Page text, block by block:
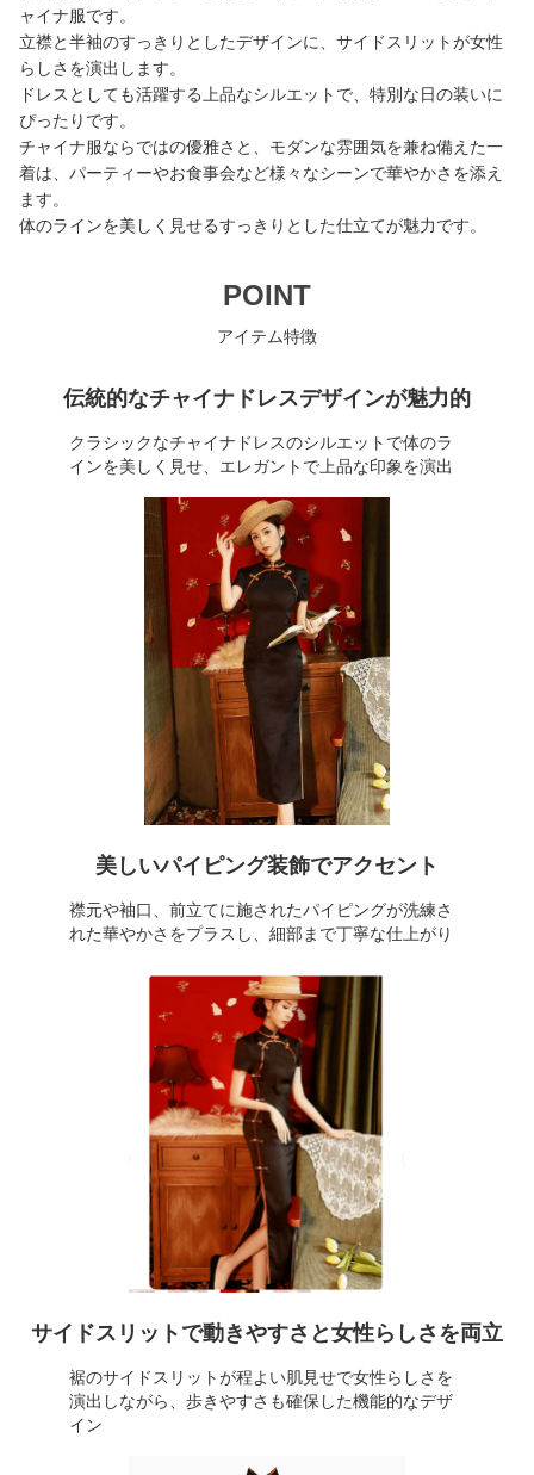
ャイナ服です。
立襟と半袖のすっきりとしたデザインに、サイドスリットが女性
らしさを演出します。
ドレスとしても活躍する上品なシルエットで、特別な日の装いに
ぴったりです。
チャイナ服ならではの優雅さと、モダンな雰囲気を兼ね備えた一
着は、パーティーやお食事会など様々なシーンで華やかさを添え
ます。
体のラインを美しく見せるすっきりとした仕立てが魅力です。
POINT
アイテム特徴
伝統的なチャイナドレスデザインが魅力的
クラシックなチャイナドレスのシルエットで体のラ
インを美しく見せ、エレガントで上品な印象を演出
美しいパイピング装飾でアクセント
襟元や袖口、前立てに施されたパイピングが洗練さ
れた華やかさをプラスし、細部まで丁寧な仕上がり
サイドスリットで動きやすさと女性らしさを両立
裾のサイドスリットが程よい肌見せで女性らしさを
演出しながら、歩きやすさも確保した機能的なデザ
イン